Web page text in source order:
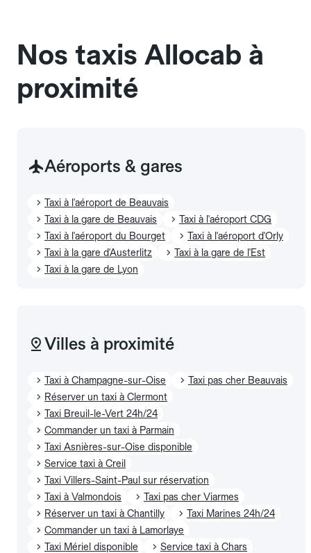
Nos taxis Allocab à
proximité
Aéroports & gares
Taxi à l'aéroport de Beauvais
Taxi à la gare de Beauvais
Taxi à l'aéroport CDG
Taxi à l'aéroport du Bourget
Taxi à l'aéroport d'Orly
Taxi à la gare d'Austerlitz
Taxi à la gare de l'Est
Taxi à la gare de Lyon
Villes à proximité
Taxi à Champagne-sur-Oise
Taxi pas cher Beauvais
Réserver un taxi à Clermont
Taxi Breuil-le-Vert 24h/24
Commander un taxi à Parmain
Taxi Asnières-sur-Oise disponible
Service taxi à Creil
Taxi Villers-Saint-Paul sur réservation
Taxi à Valmondois
Taxi pas cher Viarmes
Réserver un taxi à Chantilly
Taxi Marines 24h/24
Commander un taxi à Lamorlaye
Taxi Mériel disponible
Service taxi à Chars